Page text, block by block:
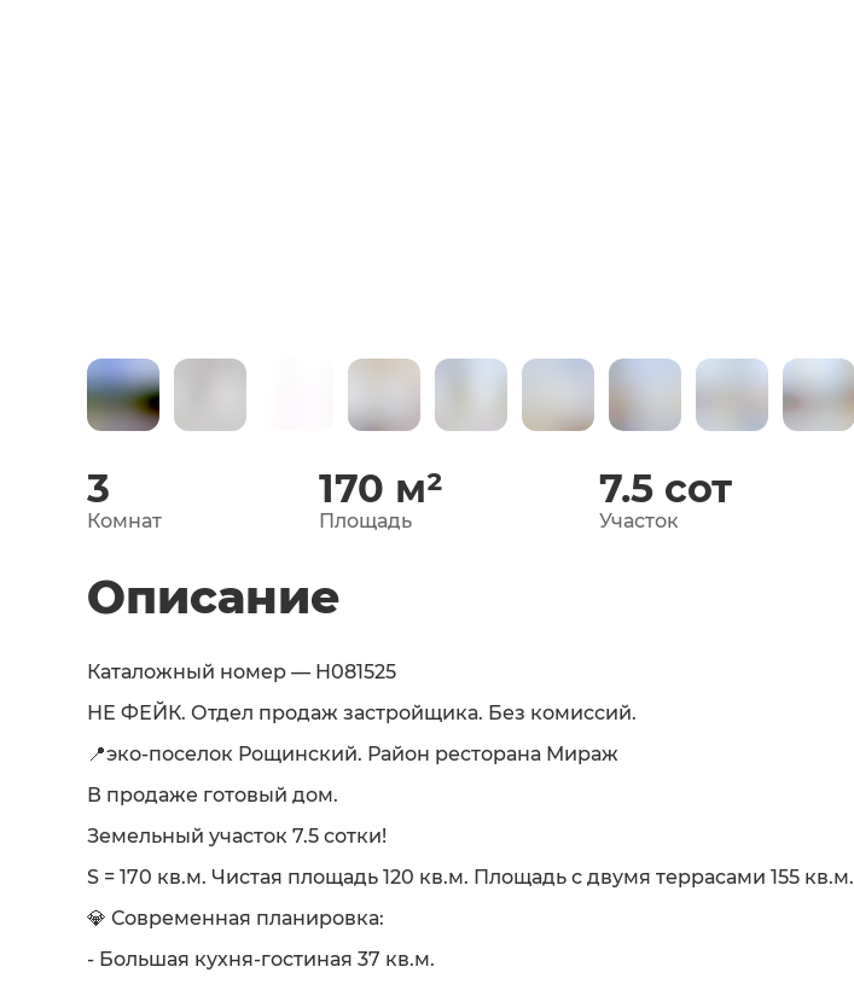
3
Комнат
170 м²
Площадь
7.5 сот
Участок
Описание
Каталожный номер — H081525
НЕ ФЕЙК. Отдел продаж застройщика. Без комиссий.
📍эко-поселок Рощинский. Район ресторана Мираж
В продаже готовый дом.
Земельный участок 7.5 сотки!
S = 170 кв.м. Чистая площадь 120 кв.м. Площадь с двумя террасами 155 кв.м.
💎 Современная планировка:
- Большая кухня-гостиная 37 кв.м.